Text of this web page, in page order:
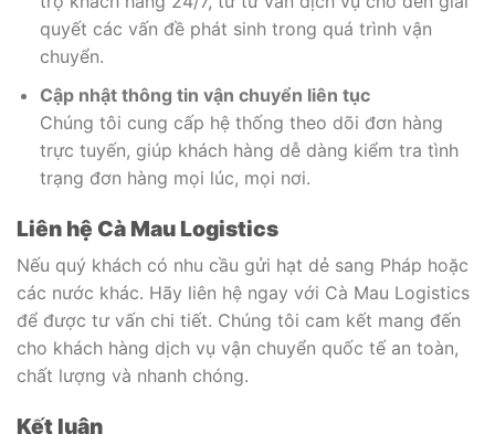
quyết các vấn đề phát sinh trong quá trình vận
chuyển.
Cập nhật thông tin vận chuyển liên tục
Chúng tôi cung cấp hệ thống theo dõi đơn hàng
trực tuyến, giúp khách hàng dễ dàng kiểm tra tình
trạng đơn hàng mọi lúc, mọi nơi.
Liên hệ Cà Mau Logistics
Nếu quý khách có nhu cầu gửi hạt dẻ sang Pháp hoặc
các nước khác. Hãy liên hệ ngay với Cà Mau Logistics
để được tư vấn chi tiết. Chúng tôi cam kết mang đến
cho khách hàng dịch vụ vận chuyển quốc tế an toàn,
chất lượng và nhanh chóng.
Kết luận